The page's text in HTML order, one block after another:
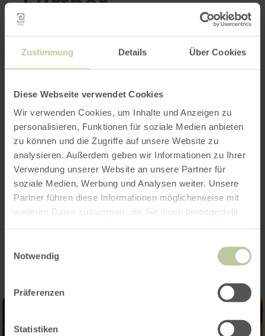
Zustimmung Details Über Cookies
Diese Webseite verwendet Cookies
Wir verwenden Cookies, um Inhalte und Anzeigen zu
personalisieren, Funktionen für soziale Medien anbieten
zu können und die Zugriffe auf unsere Website zu
analysieren. Außerdem geben wir Informationen zu Ihrer
Verwendung unserer Website an unsere Partner für
soziale Medien, Werbung und Analysen weiter. Unsere
Partner führen diese Informationen möglicherweise mit
weiteren Daten zusammen, die Sie ihnen bereitgestellt
Notwendig
Präferenzen
Statistiken
information
Opening hours
Features / Special features
Categories
Seating capacity
Impressions